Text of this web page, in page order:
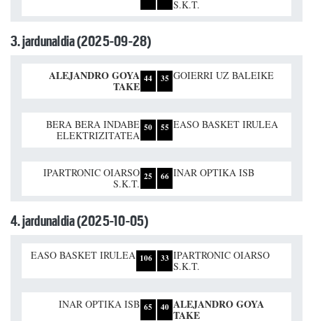
S.K.T.
3. jardunaldia (2025-09-28)
ALEJANDRO GOYA
TAKE
44 35 GOIERRI UZ BALEIKE
BERA BERA INDABE
ELEKTRIZITATEA
50 55 EASO BASKET IRULEA
IPARTRONIC OIARSO
S.K.T.
25 66 INAR OPTIKA ISB
4. jardunaldia (2025-10-05)
EASO BASKET IRULEA 106 33 IPARTRONIC OIARSO
S.K.T.
INAR OPTIKA ISB 65 40 ALEJANDRO GOYA
TAKE